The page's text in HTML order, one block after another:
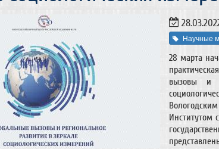
Научные
28 марта
вызовы и
Институтом